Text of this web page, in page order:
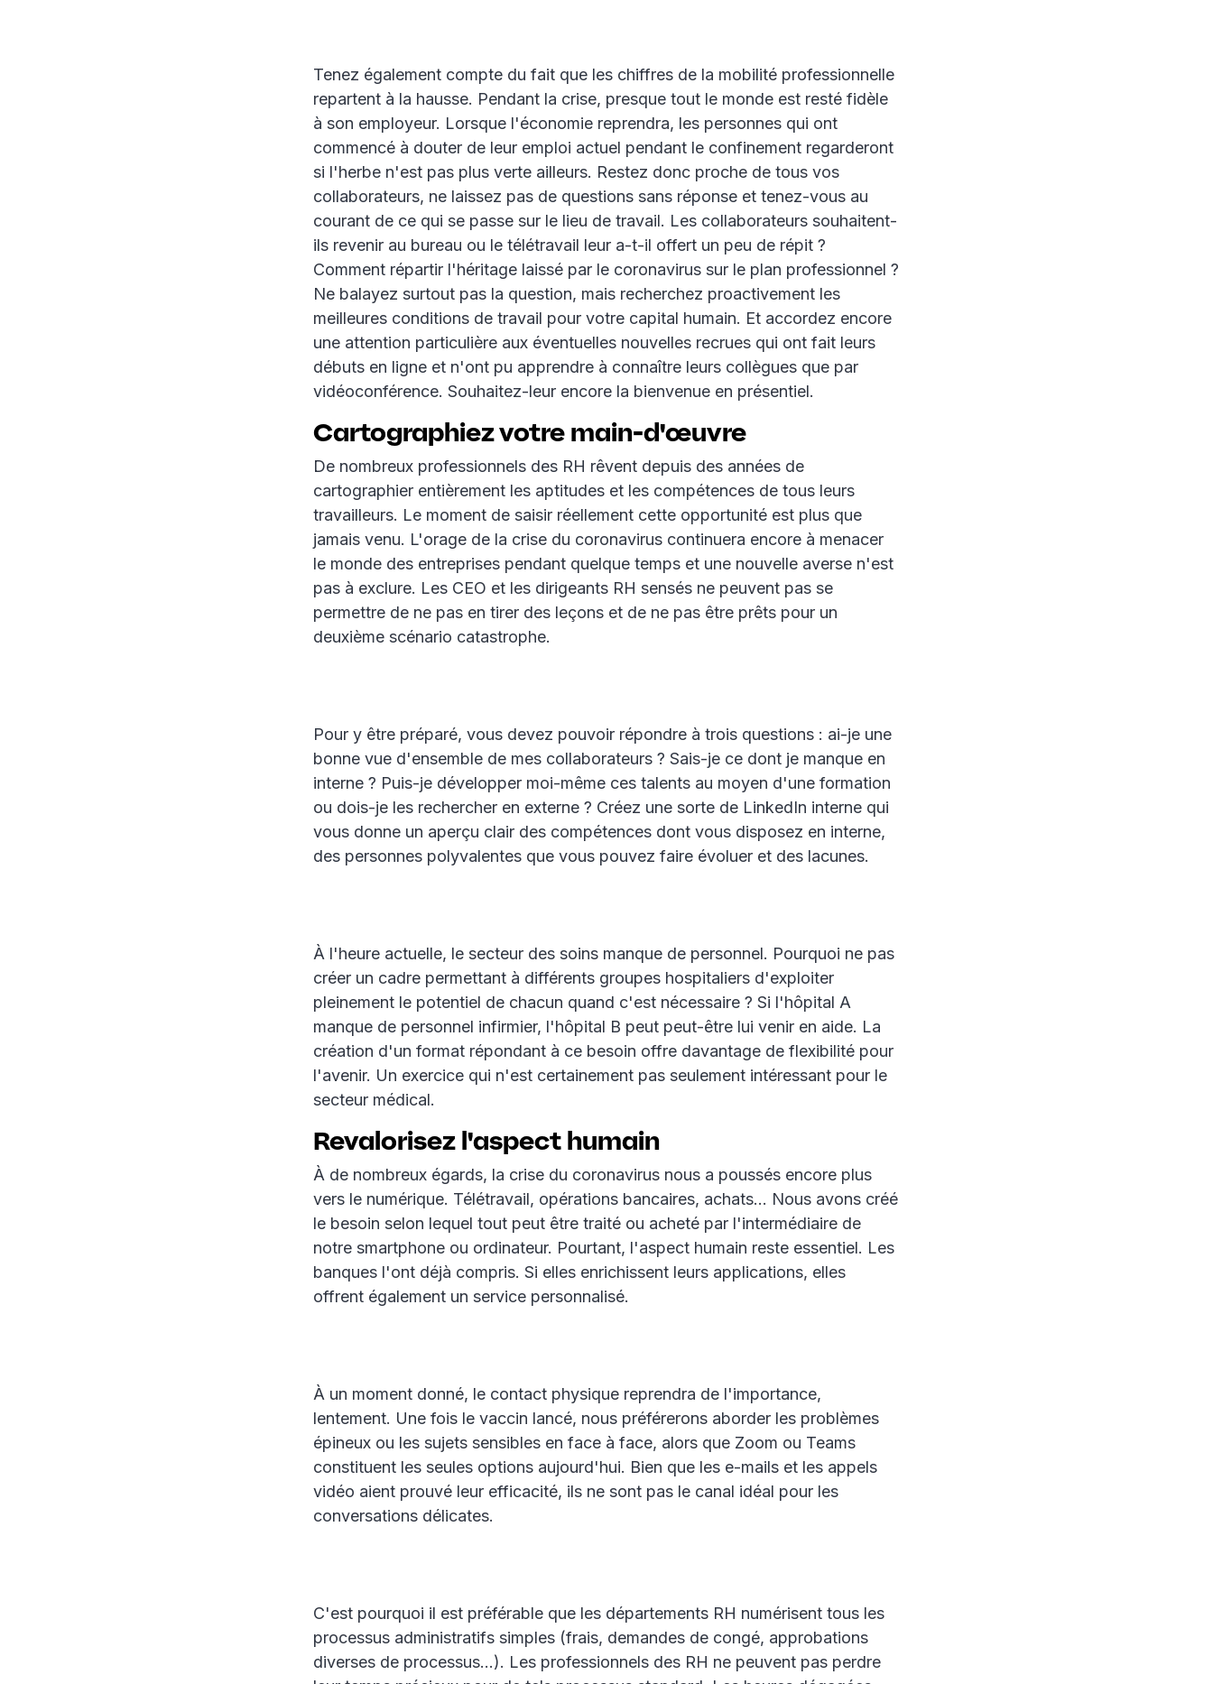
Tenez également compte du fait que les chiffres de la mobilité professionnelle
repartent à la hausse. Pendant la crise, presque tout le monde est resté fidèle
à son employeur. Lorsque l'économie reprendra, les personnes qui ont
commencé à douter de leur emploi actuel pendant le confinement regarderont
si l'herbe n'est pas plus verte ailleurs. Restez donc proche de tous vos
collaborateurs, ne laissez pas de questions sans réponse et tenez-vous au
courant de ce qui se passe sur le lieu de travail. Les collaborateurs souhaitent-
ils revenir au bureau ou le télétravail leur a-t-il offert un peu de répit ?
Comment répartir l'héritage laissé par le coronavirus sur le plan professionnel ?
Ne balayez surtout pas la question, mais recherchez proactivement les
meilleures conditions de travail pour votre capital humain. Et accordez encore
une attention particulière aux éventuelles nouvelles recrues qui ont fait leurs
débuts en ligne et n'ont pu apprendre à connaître leurs collègues que par
vidéoconférence. Souhaitez-leur encore la bienvenue en présentiel.
Cartographiez votre main-d'œuvre
De nombreux professionnels des RH rêvent depuis des années de
cartographier entièrement les aptitudes et les compétences de tous leurs
travailleurs. Le moment de saisir réellement cette opportunité est plus que
jamais venu. L'orage de la crise du coronavirus continuera encore à menacer
le monde des entreprises pendant quelque temps et une nouvelle averse n'est
pas à exclure. Les CEO et les dirigeants RH sensés ne peuvent pas se
permettre de ne pas en tirer des leçons et de ne pas être prêts pour un
deuxième scénario catastrophe.
Pour y être préparé, vous devez pouvoir répondre à trois questions : ai-je une
bonne vue d'ensemble de mes collaborateurs ? Sais-je ce dont je manque en
interne ? Puis-je développer moi-même ces talents au moyen d'une formation
ou dois-je les rechercher en externe ? Créez une sorte de LinkedIn interne qui
vous donne un aperçu clair des compétences dont vous disposez en interne,
des personnes polyvalentes que vous pouvez faire évoluer et des lacunes.
À l'heure actuelle, le secteur des soins manque de personnel. Pourquoi ne pas
créer un cadre permettant à différents groupes hospitaliers d'exploiter
pleinement le potentiel de chacun quand c'est nécessaire ? Si l'hôpital A
manque de personnel infirmier, l'hôpital B peut peut-être lui venir en aide. La
création d'un format répondant à ce besoin offre davantage de flexibilité pour
l'avenir. Un exercice qui n'est certainement pas seulement intéressant pour le
secteur médical.
Revalorisez l'aspect humain
À de nombreux égards, la crise du coronavirus nous a poussés encore plus
vers le numérique. Télétravail, opérations bancaires, achats... Nous avons créé
le besoin selon lequel tout peut être traité ou acheté par l'intermédiaire de
notre smartphone ou ordinateur. Pourtant, l'aspect humain reste essentiel. Les
banques l'ont déjà compris. Si elles enrichissent leurs applications, elles
offrent également un service personnalisé.
À un moment donné, le contact physique reprendra de l'importance,
lentement. Une fois le vaccin lancé, nous préférerons aborder les problèmes
épineux ou les sujets sensibles en face à face, alors que Zoom ou Teams
constituent les seules options aujourd'hui. Bien que les e-mails et les appels
vidéo aient prouvé leur efficacité, ils ne sont pas le canal idéal pour les
conversations délicates.
C'est pourquoi il est préférable que les départements RH numérisent tous les
processus administratifs simples (frais, demandes de congé, approbations
diverses de processus...). Les professionnels des RH ne peuvent pas perdre